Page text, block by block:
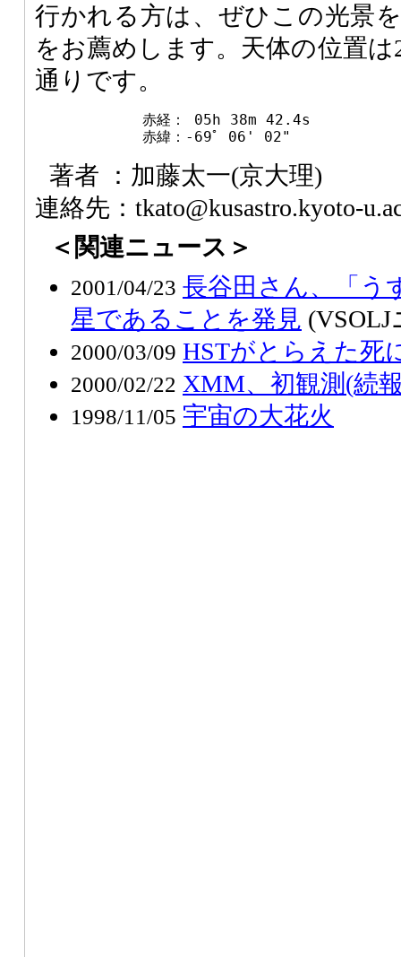
行かれる方は、ぜひこの光景
をお薦めします。天体の位置は
通りです。
赤経： 05h 38m 42.4s
赤緯：-69ﾟ 06' 02"
著者 ：加藤太一(京大理)
連絡先：tkato@kusastro.kyoto-
＜関連ニュース＞
2001/04/23 長谷田さん、「う
星であることを発見
2000/03/09 HSTがとらえた死
2000/02/22 XMM、初観測(続
1998/11/05 宇宙の大花火